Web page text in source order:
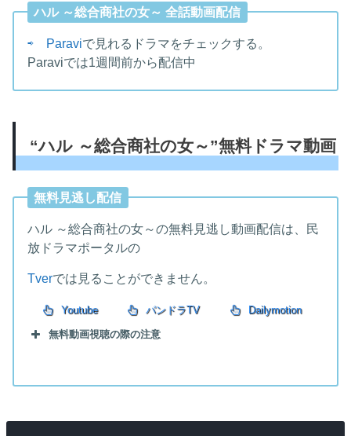
ハル ～総合商社の女～ 全話動画配信
⇨ Paraviで見れるドラマをチェックする。
Paraviでは1週間前から配信中
“ハル ～総合商社の女～”無料ドラマ動画
無料見逃し配信
ハル ～総合商社の女～の無料見逃し動画配信は、民
放ドラマポータルの
Tverでは見ることができません。
Youtube パンドラTV Dailymotion
無料動画視聴の際の注意